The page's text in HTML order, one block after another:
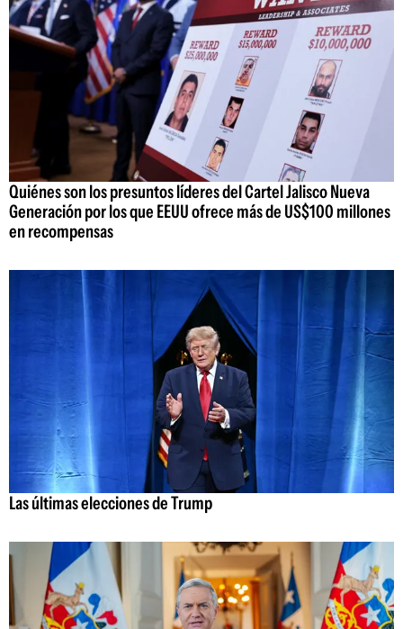
Quiénes son los presuntos líderes del Cartel Jalisco Nueva
Generación por los que EEUU ofrece más de US$100 millones
en recompensas
Las últimas elecciones de Trump